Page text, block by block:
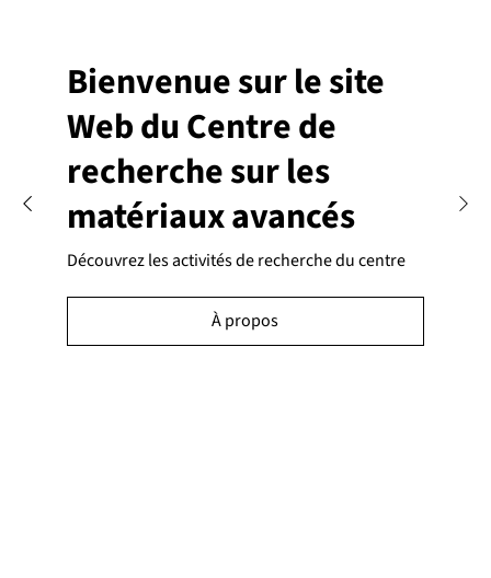
Bienvenue sur le site
Web du Centre de
recherche sur les
matériaux avancés
Découvrez les activités de recherche du centre
À propos